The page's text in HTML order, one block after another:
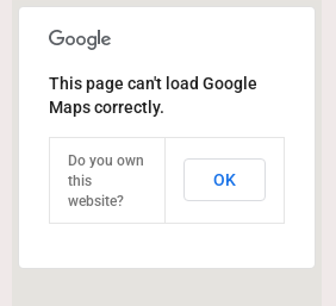
This page can't load Google
Maps correctly.
Do you own
this
website?
OK